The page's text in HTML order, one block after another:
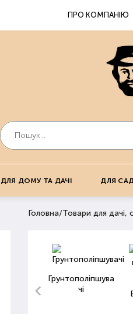
ПРО КОМПАНІЮ
ДЛЯ ДОМУ ТА ДАЧІ ДЛЯ
Головна/Товари для дачі,
Грунтополіпшува
чі